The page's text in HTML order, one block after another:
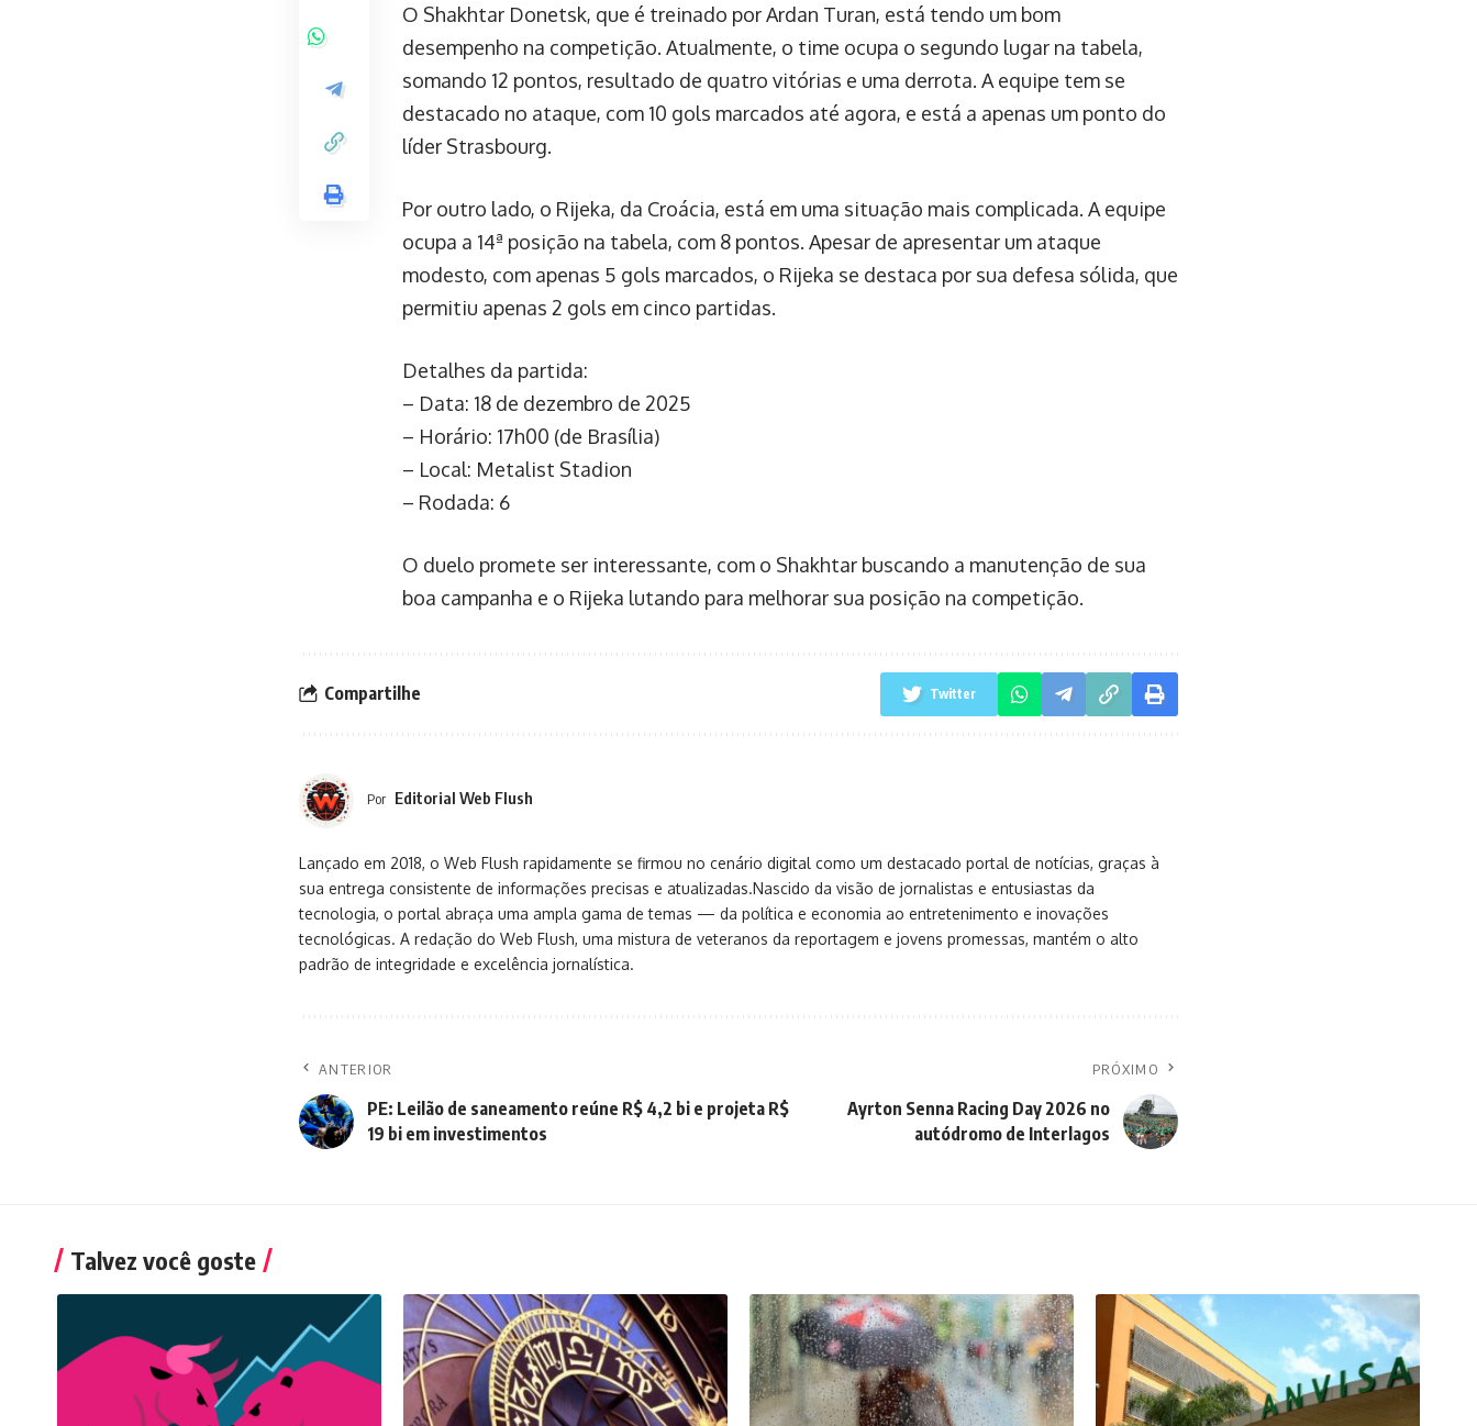
O Shakhtar Donetsk, que é treinado por Ardan Turan, está tendo um bom
desempenho na competição. Atualmente, o time ocupa o segundo lugar na tabela,
somando 12 pontos, resultado de quatro vitórias e uma derrota. A equipe tem se
destacado no ataque, com 10 gols marcados até agora, e está a apenas um ponto do
líder Strasbourg.
Por outro lado, o Rijeka, da Croácia, está em uma situação mais complicada. A equipe
ocupa a 14ª posição na tabela, com 8 pontos. Apesar de apresentar um ataque
modesto, com apenas 5 gols marcados, o Rijeka se destaca por sua defesa sólida, que
permitiu apenas 2 gols em cinco partidas.
Detalhes da partida:
– Data: 18 de dezembro de 2025
– Horário: 17h00 (de Brasília)
– Local: Metalist Stadion
– Rodada: 6
O duelo promete ser interessante, com o Shakhtar buscando a manutenção de sua
boa campanha e o Rijeka lutando para melhorar sua posição na competição.
Compartilhe Twitter
Por Editorial Web Flush
Lançado em 2018, o Web Flush rapidamente se firmou no cenário digital como um destacado portal de notícias, graças à
sua entrega consistente de informações precisas e atualizadas.Nascido da visão de jornalistas e entusiastas da
tecnologia, o portal abraça uma ampla gama de temas — da política e economia ao entretenimento e inovações
tecnológicas. A redação do Web Flush, uma mistura de veteranos da reportagem e jovens promessas, mantém o alto
padrão de integridade e excelência jornalística.
ANTERIOR
PE: Leilão de saneamento reúne R$ 4,2 bi e projeta R$
19 bi em investimentos
PRÓXIMO
Ayrton Senna Racing Day 2026 no
autódromo de Interlagos
Talvez você goste